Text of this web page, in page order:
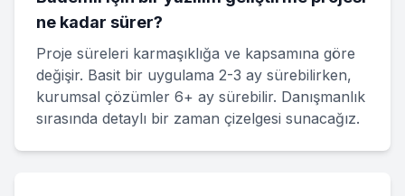
ne kadar sürer?
Proje süreleri karmaşıklığa ve kapsamına göre
değişir. Basit bir uygulama 2-3 ay sürebilirken,
kurumsal çözümler 6+ ay sürebilir. Danışmanlık
sırasında detaylı bir zaman çizelgesi sunacağız.